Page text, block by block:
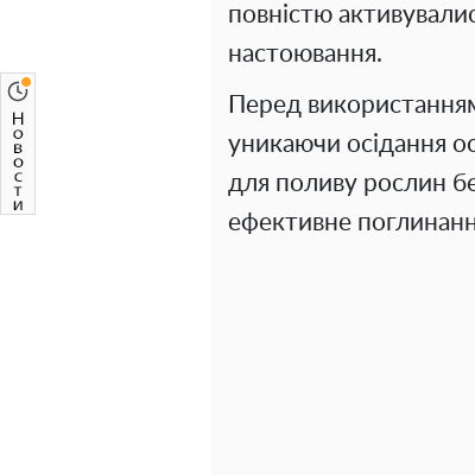
повністю
настоювання.
Перед
уникаючи осідання
для поливу рослин
ефективне